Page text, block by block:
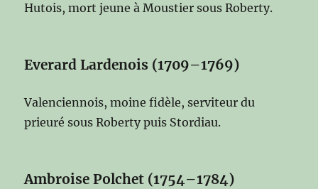
Hutois, mort jeune à Moustier sous Roberty.
Everard Lardenois (1709–1769)
Valenciennois, moine fidèle, serviteur du
prieuré sous Roberty puis Stordiau.
Ambroise Polchet (1754–1784)